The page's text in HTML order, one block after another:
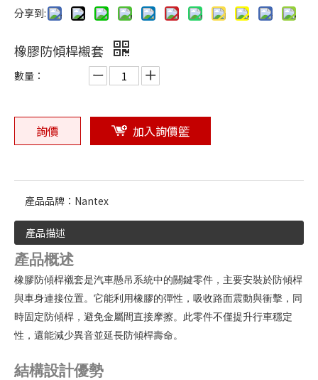
橡膠製造工藝解析：壓縮成型、射出成型、擠出成型
分享到:
橡膠防傾桿襯套
數量：
詢價 加入詢價籃
產品品牌： Nantex
產品描述
產品概述
橡膠防傾桿襯套是汽車懸吊系統中的關鍵零件，主要安裝於防傾桿
與車身連接位置。它能利用橡膠的彈性，吸收路面震動與衝擊，同
時固定防傾桿，避免金屬間直接摩擦。此零件不僅提升行車穩定
性，還能減少異音並延長防傾桿壽命。
結構設計優勢